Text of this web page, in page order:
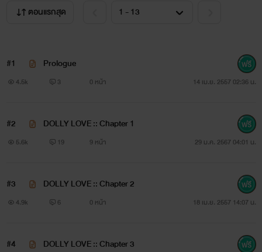
เปิดเรื่อง 14/04/14
ตอนแรกสุด
#1 Prologue
4.5k 3 0 หน้า 14 เม.ย. 2557 02:36 น.
#2 DOLLY LOVE :: Chapter 1
5.6k 19 9 หน้า 29 ม.ค. 2567 04:01 น.
#3 DOLLY LOVE :: Chapter 2
4.9k 6 0 หน้า 18 เม.ย. 2557 14:07 น.
#4 DOLLY LOVE :: Chapter 3